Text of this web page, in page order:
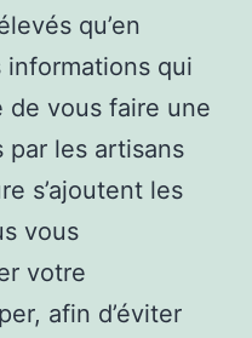
qu’en
qui
de vous faire une
par les artisans
s’ajoutent les
vous
votre
afin d’éviter